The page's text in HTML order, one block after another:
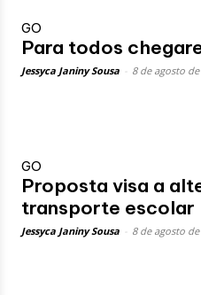
GO
Para todos
Jessyca Janiny Sousa 8 de agosto de
GO
Proposta visa a
transporte escolar
Jessyca Janiny Sousa 8 de agosto de